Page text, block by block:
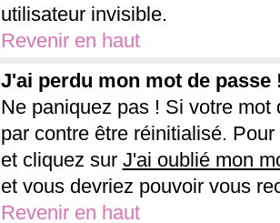
utilisateur invisible.
Revenir en haut
J'ai perdu mon mot de passe
Ne paniquez pas ! Si votre
par contre être réinitialisé.
et cliquez sur J'ai oublié mon
et vous devriez pouvoir vous
Revenir en haut